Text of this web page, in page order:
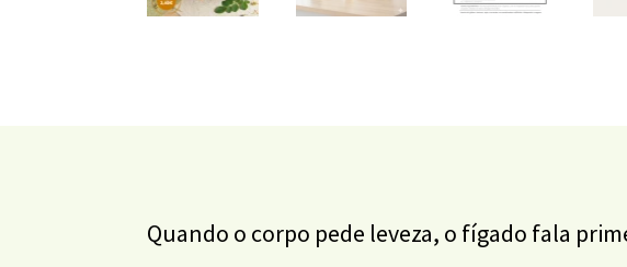
Quando o corpo pede leveza, o fígado fala